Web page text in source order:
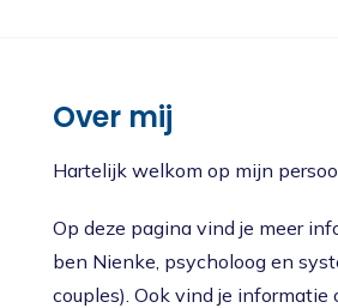
Over mij
Hartelijk welkom op mijn
Op deze pagina vind je meer
ben Nienke, psycholoog en
couples). Ook vind je